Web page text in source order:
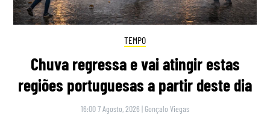
TEMPO
Chuva regressa e vai atingir estas
regiões portuguesas a partir deste dia
16:00 7 Agosto, 2026 | Gonçalo Viegas